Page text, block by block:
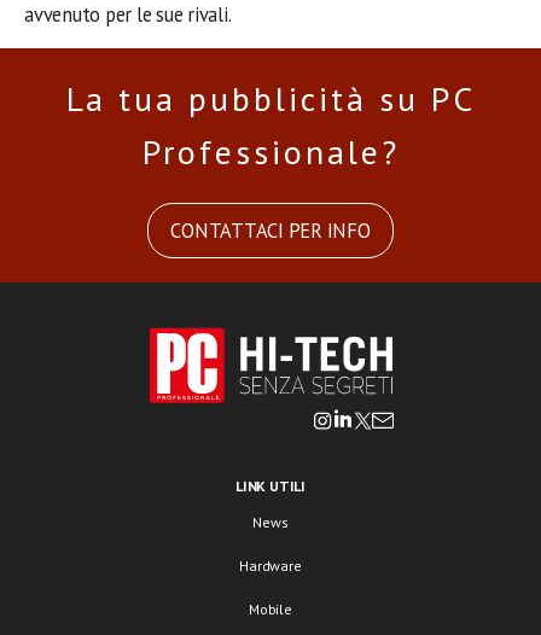
avvenuto per le sue rivali.
La tua pubblicità su PC
Professionale?
CONTATTACI PER INFO
LINK UTILI
News
Hardware
Mobile